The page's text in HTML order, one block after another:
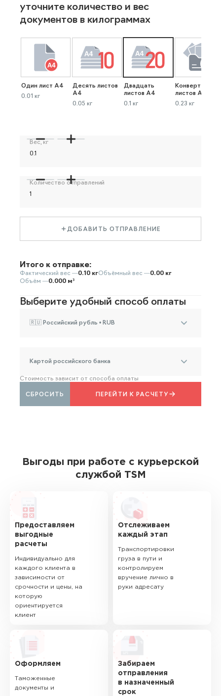
уточните количество и вес
документов в килограммах
Один лист А4
0.01 кг
Десять листов
А4
0.05 кг
Двадцать
листов А4
0.1 кг
Конверт до 40
листов А4
0.23 кг
Вес, кг
Количество отправлений
ДОБАВИТЬ ОТПРАВЛЕНИЕ
Итого к отправке:
Фактический вес —0.10 кгОбъёмный вес —0.00 кг
Объём —0.000 м³
Выберите удобный способ оплаты
🇷🇺 Российский рубль • RUB
Картой российского банка
Стоимость зависит от способа оплаты
ПЕРЕЙТИ К РАСЧЕТУ
СБРОСИТЬ
Выгоды при работе с курьерской
службой TSM
Предоставляем
выгодные
расчеты
Индивидуально для
каждого клиента в
зависимости от
срочности и цены, на
которую
ориентируется
клиент
Отслеживаем
каждый этап
Транспортировки
груза в пути и
контролируем
вручение лично в
руки адресату
Оформляем
Таможенные
документы и
Забираем
отправления
в назначенный
срок